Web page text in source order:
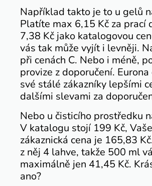
Například takto je to u gelů
Platíte max 6,15 Kč za prací
7,38 Kč jako katalogovou
vás tak může vyjít i levněji.
při cenách C. Nebo i méně,
provize z doporučení.
své stálé zákazníky lepšími
dalšími slevami za
Nebo u čisticího prostředku
V katalogu stojí 199 Kč,
zákaznická cena je 165,83
z něj 4 lahve, takže 500 ml
maximálně jen 41,45 Kč.
ano?